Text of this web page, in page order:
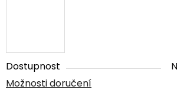
Dostupnost
Možnosti doručení